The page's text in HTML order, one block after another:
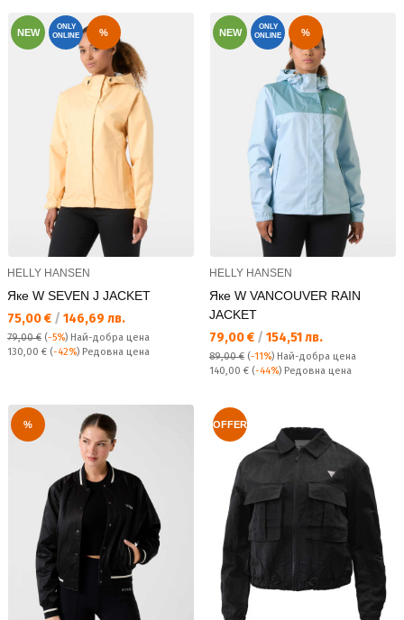
NEW
ONLY
ONLINE
%
HELLY HANSEN
Яке W SEVEN J JACKET
Текуща цена:
75,00 € / 146,69 лв.
79,00 € (-5%) Най-добра цена
Редовна цена:
130,00 € (-42%) Редовна цена
NEW
ONLY
ONLINE
%
HELLY HANSEN
Яке W VANCOUVER RAIN
JACKET
Текуща цена:
79,00 € / 154,51 лв.
89,00 € (-11%) Най-добра цена
Редовна цена:
140,00 € (-44%) Редовна цена
% OFFER